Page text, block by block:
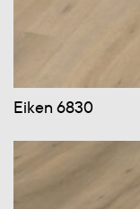
Eiken 6830